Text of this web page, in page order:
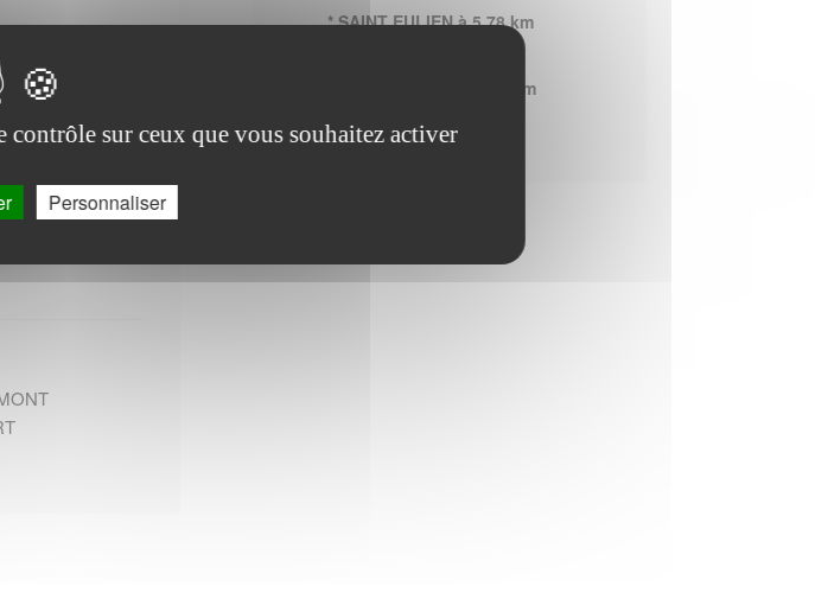
de
* SAINT EULIEN à 5.78 km
CHAMPAUBERT à 5.81 km
sur ceux que vous souhaitez activer
Personnaliser